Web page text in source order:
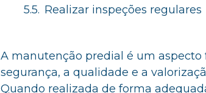
Realizar inspeções regulares
A manutenção predial é um
segurança, a qualidade e a
Quando realizada de forma